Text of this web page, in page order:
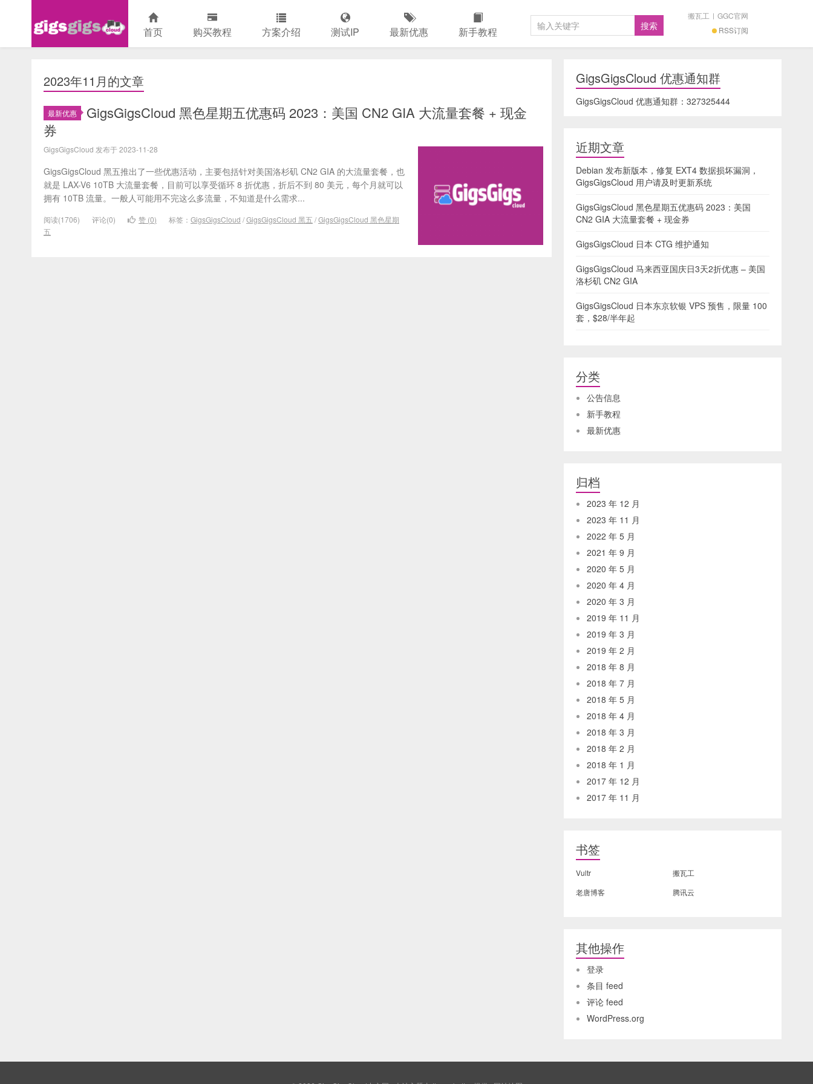
首页 购买教程 方案介绍 测试IP 最新优惠 新手教程 RSS订阅
搬瓦工 | GGC官网
2023年11月的文章
最新优惠
GigsGigsCloud 黑色星期五优惠码 2023：美国 CN2 GIA 大流量套餐 + 现金
券
GigsGigsCloud 发布于 2023-11-28
GigsGigsCloud 黑五推出了一些优惠活动，主要包括针对美国洛杉矶 CN2 GIA 的大流量套餐，也
就是 LAX-V6 10TB 大流量套餐，目前可以享受循环 8 折优惠，折后不到 80 美元，每个月就可以
拥有 10TB 流量。一般人可能用不完这么多流量，不知道是什么需求...
阅读(1706) 评论(0) 赞 (0) 标签： GigsGigsCloud /GigsGigsCloud 黑五 /GigsGigsCloud 黑色星期
五
GigsGigsCloud 优惠通知群
GigsGigsCloud 优惠通知群： 327325444
近期文章
Debian 发布新版本，修复 EXT4 数据损坏漏洞，
GigsGigsCloud 用户请及时更新系统
GigsGigsCloud 黑色星期五优惠码 2023：美国
CN2 GIA 大流量套餐 + 现金券
GigsGigsCloud 日本 CTG 维护通知
GigsGigsCloud 马来西亚国庆日3天2折优惠 – 美国
洛杉矶 CN2 GIA
GigsGigsCloud 日本东京软银 VPS 预售，限量 100
套，$28/半年起
分类
公告信息
新手教程
最新优惠
归档
2023 年 12 月
2023 年 11 月
2022 年 5 月
2021 年 9 月
2020 年 5 月
2020 年 4 月
2020 年 3 月
2019 年 11 月
2019 年 3 月
2019 年 2 月
2018 年 8 月
2018 年 7 月
2018 年 5 月
2018 年 4 月
2018 年 3 月
2018 年 2 月
2018 年 1 月
2017 年 12 月
2017 年 11 月
书签
Vultr
搬瓦工
老唐博客
腾讯云
其他操作
登录
条目 feed
评论 feed
WordPress.org